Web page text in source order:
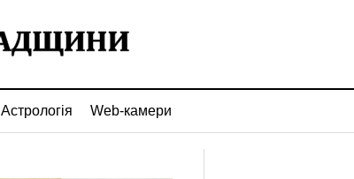
Астрологія Web-камери